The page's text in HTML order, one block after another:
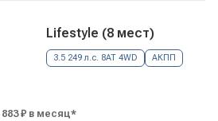
Lifestyle (8 мест)
3.5 249 л.с. 8AT 4WD АКПП
883 ₽ в месяц*